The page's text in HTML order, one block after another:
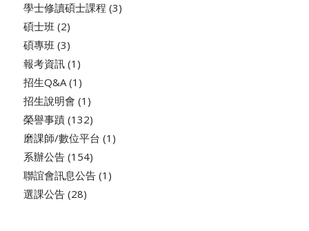
學士修讀碩士課程 (3)
碩士班(2)
碩專班(3)
報考資訊(1)
招生Q&A(1)
招生說明會 (1)
榮譽事蹟(132)
磨課師/數位平台 (1)
系辦公告(154)
聯誼會訊息公告(1)
選課公告(28)